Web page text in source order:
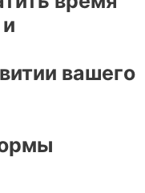
вашего